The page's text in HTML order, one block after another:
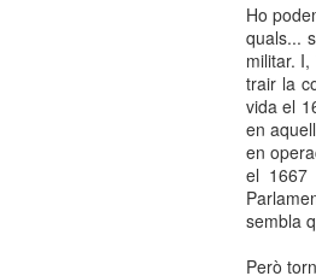
Ho
quals...
militar.
trair la
vida el
en
en
el 1667
sembla
Però